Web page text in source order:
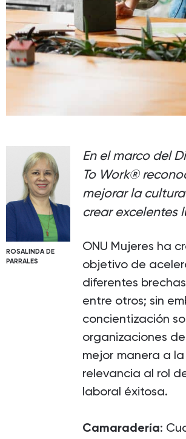
ROSALINDA DE
PARRALES
En el marco del
To Work®
mejorar la
crear excelentes
ONU Mujeres ha
objetivo de
diferentes
entre otros; sin
concientización
organizaciones
mejor manera a
relevancia al rol
laboral éxitosa.
Camaradería: